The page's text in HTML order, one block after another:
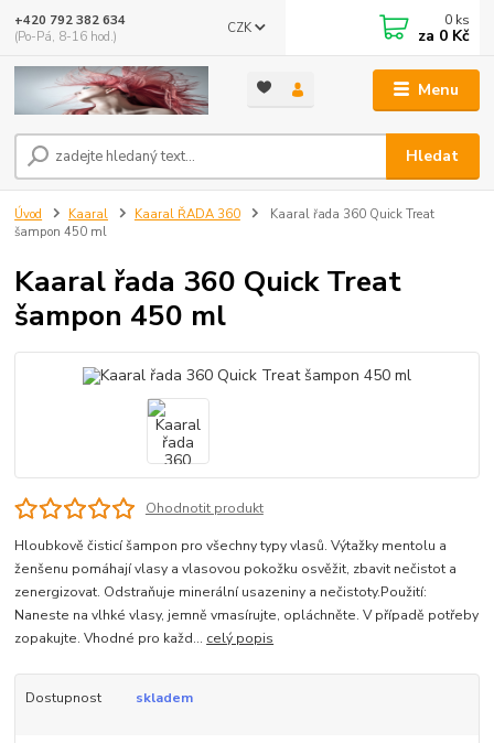
Menu
CZK
Hledat
+420 792 382 634
(Po-Pá, 8-16 hod.)
0 ks
za 0 Kč
Úvod Kaaral Kaaral ŘADA 360
Kaaral řada 360 Quick Treat
šampon 450 ml
Kaaral řada 360 Quick Treat
šampon 450 ml
Ohodnotit produkt
Hloubkově čisticí šampon pro všechny typy vlasů. Výtažky mentolu a
ženšenu pomáhají vlasy a vlasovou pokožku osvěžit, zbavit nečistot a
zenergizovat. Odstraňuje minerální usazeniny a nečistoty.Použití:
Naneste na vlhké vlasy, jemně vmasírujte, opláchněte. V případě potřeby
zopakujte. Vhodné pro každ... celý popis
Dostupnost skladem